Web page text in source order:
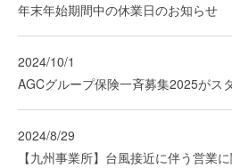
年末年始期間中の休業日のお知らせ
2024/10/1
AGCグループ保険一斉募集2025がス
2024/8/29
【九州事業所】台風接近に伴う営業